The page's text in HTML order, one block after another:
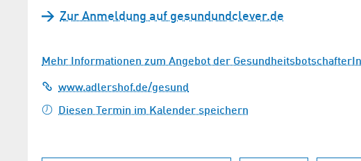
Zur Anmeldung auf gesundundclever.de
Mehr Informationen zum Angebot der GesundheitsbotschafterIn
www.adlershof.de/gesund
Diesen Termin im Kalender speichern